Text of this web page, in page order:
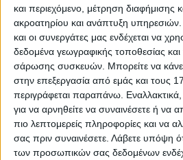
και περιεχόμενο, μέτρηση διαφήμισης
ακροατηρίου και ανάπτυξη υπηρεσιών.
και οι συνεργάτες μας ενδέχεται να
δεδομένα γεωγραφικής τοποθεσίας
σάρωσης συσκευών. Μπορείτε να
στην επεξεργασία από εμάς και τους
περιγράφεται παραπάνω. Εναλλακτικά,
για να αρνηθείτε να συναινέσετε ή
πιο λεπτομερείς πληροφορίες και να
σας πριν συναινέσετε. Λάβετε υπόψη
των προσωπικών σας δεδομένων
4 Αυγούστου, 2026
Κεντρικό Δελτίο
04.08.2026